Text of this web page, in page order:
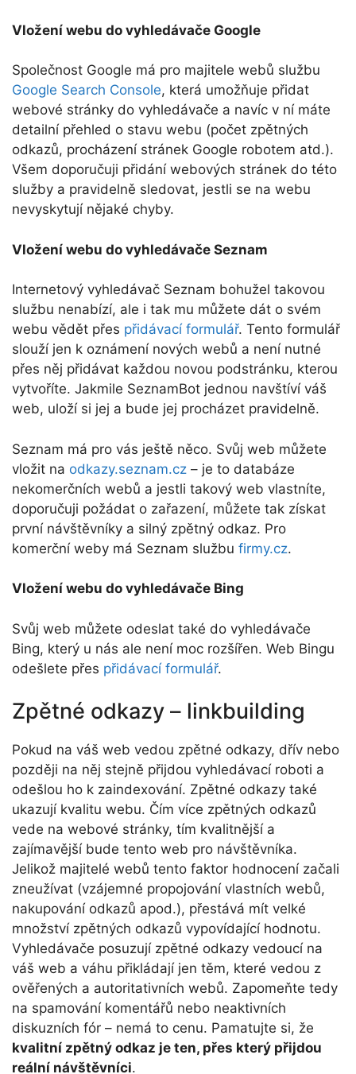
Vložení webu do vyhledávače Google
Společnost Google má pro majitele webů službu
Google Search Console, která umožňuje přidat
webové stránky do vyhledávače a navíc v ní máte
detailní přehled o stavu webu (počet zpětných
odkazů, procházení stránek Google robotem atd.).
Všem doporučuji přidání webových stránek do této
služby a pravidelně sledovat, jestli se na webu
nevyskytují nějaké chyby.
Vložení webu do vyhledávače Seznam
Internetový vyhledávač Seznam bohužel takovou
službu nenabízí, ale i tak mu můžete dát o svém
webu vědět přes přidávací formulář. Tento formulář
slouží jen k oznámení nových webů a není nutné
přes něj přidávat každou novou podstránku, kterou
vytvoříte. Jakmile SeznamBot jednou navštíví váš
web, uloží si jej a bude jej procházet pravidelně.
Seznam má pro vás ještě něco. Svůj web můžete
vložit na odkazy.seznam.cz – je to databáze
nekomerčních webů a jestli takový web vlastníte,
doporučuji požádat o zařazení, můžete tak získat
první návštěvníky a silný zpětný odkaz. Pro
komerční weby má Seznam službu firmy.cz.
Vložení webu do vyhledávače Bing
Svůj web můžete odeslat také do vyhledávače
Bing, který u nás ale není moc rozšířen. Web Bingu
odešlete přes přidávací formulář.
Zpětné odkazy – linkbuilding
Pokud na váš web vedou zpětné odkazy, dřív nebo
později na něj stejně přijdou vyhledávací roboti a
odešlou ho k zaindexování. Zpětné odkazy také
ukazují kvalitu webu. Čím více zpětných odkazů
vede na webové stránky, tím kvalitnější a
zajímavější bude tento web pro návštěvníka.
Jelikož majitelé webů tento faktor hodnocení začali
zneužívat (vzájemné propojování vlastních webů,
nakupování odkazů apod.), přestává mít velké
množství zpětných odkazů vypovídající hodnotu.
Vyhledávače posuzují zpětné odkazy vedoucí na
váš web a váhu přikládají jen těm, které vedou z
ověřených a autoritativních webů. Zapomeňte tedy
na spamování komentářů nebo neaktivních
diskuzních fór – nemá to cenu. Pamatujte si, že
kvalitní zpětný odkaz je ten, přes který přijdou
reální návštěvníci.